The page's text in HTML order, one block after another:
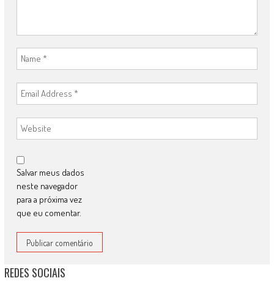
Salvar meus dados
neste navegador
para a próxima vez
que eu comentar.
REDES SOCIAIS